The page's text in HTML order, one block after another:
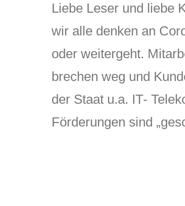
Liebe Leser und liebe
wir alle denken an
oder weitergeht.
brechen weg und
der Staat u.a. IT-
Förderungen sind